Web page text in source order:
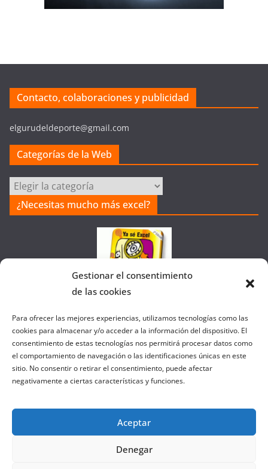
Gestionar el consentimiento
de las cookies
Para ofrecer las mejores experiencias, utilizamos tecnologías como las
cookies para almacenar y/o acceder a la información del dispositivo. El
consentimiento de estas tecnologías nos permitirá procesar datos como
el comportamiento de navegación o las identificaciones únicas en este
sitio. No consentir o retirar el consentimiento, puede afectar
negativamente a ciertas características y funciones.
Aceptar
Denegar
Contacto, colaboraciones y publicidad
elgurudeldeporte@gmail.com
Categorías de la Web
Categorías
de
la
¿Necesitas mucho más excel?
Colaborando con FANATIC